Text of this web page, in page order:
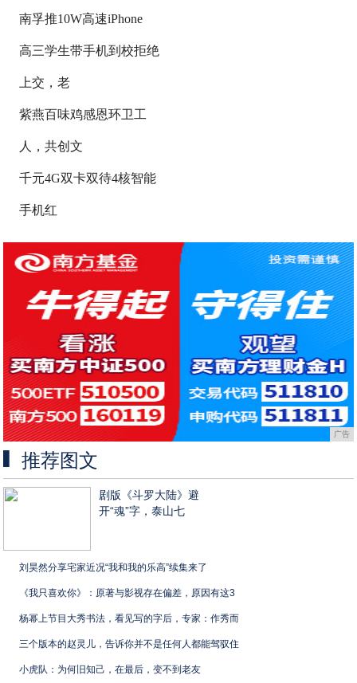
南孚推10W高速iPhone
高三学生带手机到校拒绝
上交，老
紫燕百味鸡感恩环卫工
人，共创文
千元4G双卡双待4核智能
手机红
广告
推荐图文
剧版《斗罗大陆》避
开“魂”字，泰山七
刘昊然分享宅家近况“我和我的乐高”续集来了
《我只喜欢你》：原著与影视存在偏差，原因有这3
杨幂上节目大秀书法，看见写的字后，专家：作秀而
三个版本的赵灵儿，告诉你并不是任何人都能驾驭住
小虎队：为何旧知己，在最后，变不到老友